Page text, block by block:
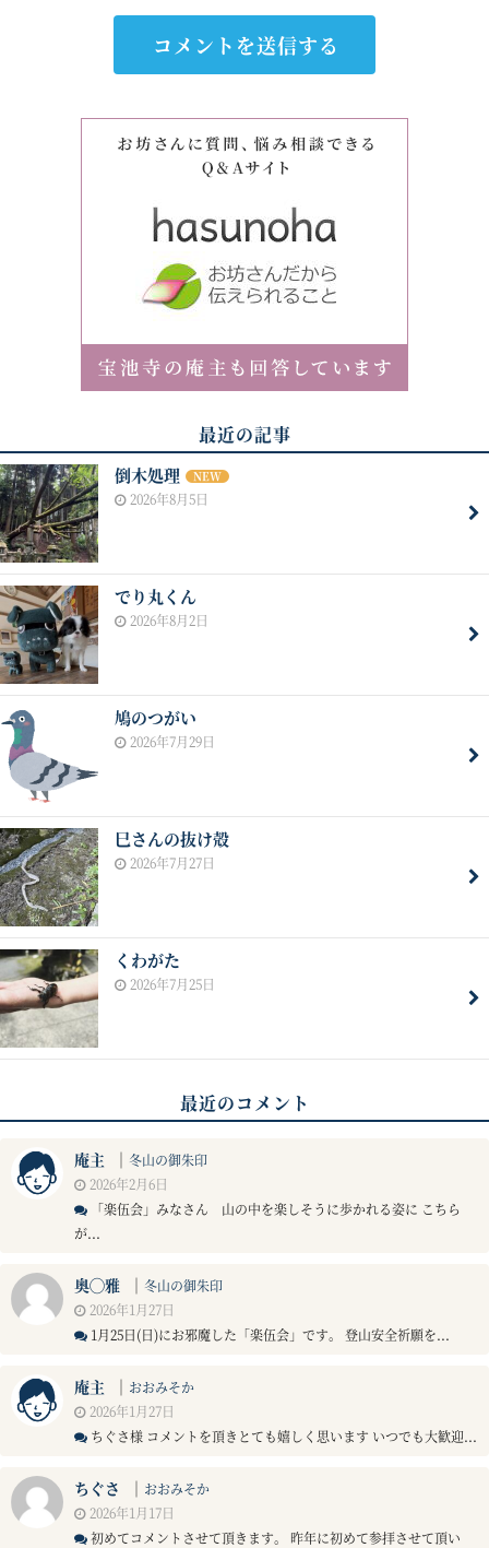
最近の記事
倒木処理 NEW
2026年8月5日
でり丸くん
2026年8月2日
鳩のつがい
2026年7月29日
巳さんの抜け殻
2026年7月27日
くわがた
2026年7月25日
最近のコメント
庵主 ｜ 冬山の御朱印
2026年2月6日
「楽伍会」みなさん 山の中を楽しそうに歩かれる姿に こちら
が...
奥◯雅 ｜ 冬山の御朱印
2026年1月27日
1月25日(日)にお邪魔した「楽伍会」です。 登山安全祈願を...
庵主 ｜ おおみそか
2026年1月27日
ちぐさ様 コメントを頂きとても嬉しく思います いつでも大歓迎...
ちぐさ ｜ おおみそか
2026年1月17日
初めてコメントさせて頂きます。 昨年に初めて参拝させて頂い